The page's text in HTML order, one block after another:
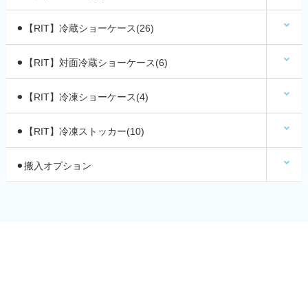
⚫︎【RIT】冷蔵ショーケース(26)
⚫︎【RIT】対面冷蔵ショーケース(6)
⚫︎【RIT】冷凍ショーケース(4)
⚫︎【RIT】冷凍ストッカー(10)
⚫︎搬入オプション